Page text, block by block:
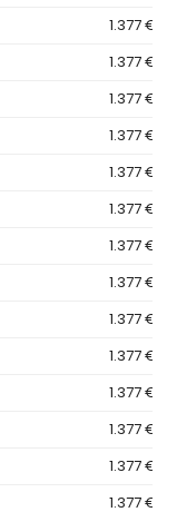
1.377 €
1.377 €
1.377 €
1.377 €
1.377 €
1.377 €
1.377 €
1.377 €
1.377 €
1.377 €
1.377 €
1.377 €
1.377 €
1.377 €